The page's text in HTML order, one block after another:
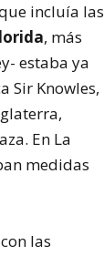
incluía las
, más
estaba ya
Sir Knowles,
En La
medidas
las